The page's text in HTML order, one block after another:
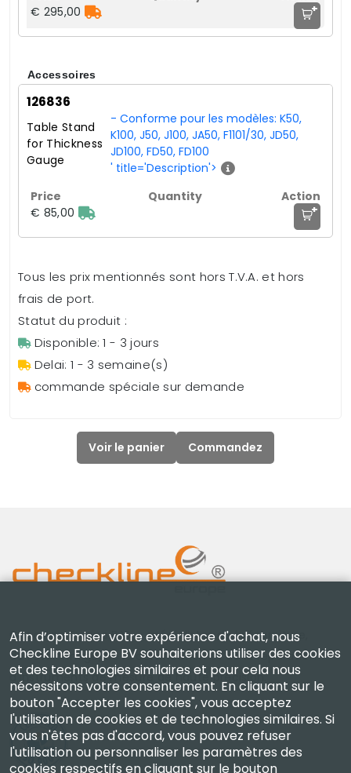
€ 295,00 +
Accessoires
126836
Table Stand
for Thickness
Gauge
- Conforme pour les modèles: K50,
K100, J50, J100, JA50, F1101/30, JD50,
JD100, FD50, FD100
' title='Description'>
€ 85,00 +
Tous les prix mentionnés sont hors T.V.A. et hors
frais de port.
Statut du produit :
Disponible: 1 - 3 jours
Delai: 1 - 3 semaine(s)
commande spéciale sur demande
Voir le panier Commandez
Checkline Europe B.V. — spécialistes de la fourniture,
de l'étalonnage, de la certification et de la réparation
d'instruments de mesure de haute précision.
Afin d’optimiser votre expérience d'achat, nous
Checkline Europe BV souhaiterions utiliser des cookies
et des technologies similaires et pour cela nous
nécessitons votre consentement. En cliquant sur le
bouton "Accepter les cookies", vous acceptez
l'utilisation de cookies et de technologies similaires. Si
vous n'êtes pas d'accord, vous pouvez refuser
l'utilisation ou personnaliser les paramètres des
cookies respectifs en cliquant sur le bouton